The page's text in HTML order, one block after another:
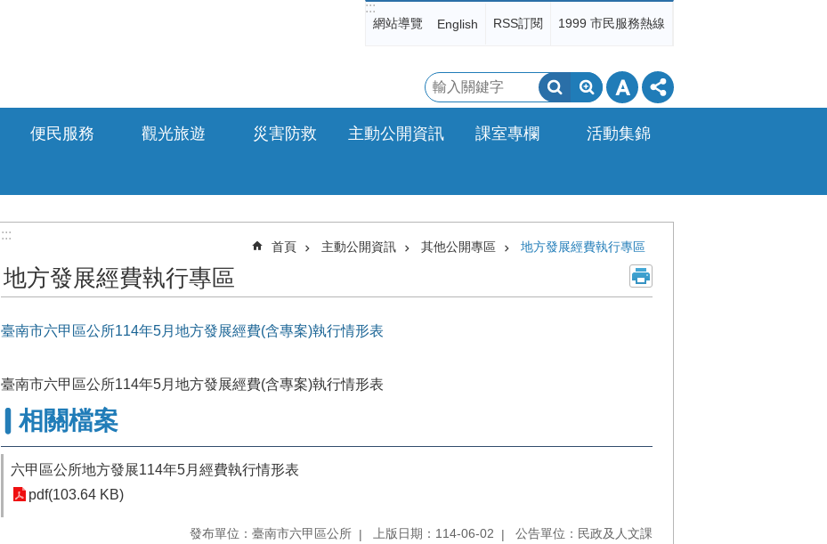
:::
網站導覽 English RSS訂閱 1999 市民服務熱線
搜
尋
便民服務 觀光旅遊 災害防救 主動公開資訊 課室專欄 活動集錦
:::
首頁 主動公開資訊 其他公開專區 地方發展經費執行專區
地方發展經費執行專區
臺南市六甲區公所114年5月地方發展經費(含專案)執行情形表
臺南市六甲區公所114年5月地方發展經費(含專案)執行情形表
相關檔案
六甲區公所地方發展114年5月經費執行情形表
pdf(103.64 KB)
發布單位：臺南市六甲區公所 上版日期：114-06-02 公告單位：民政及人文課